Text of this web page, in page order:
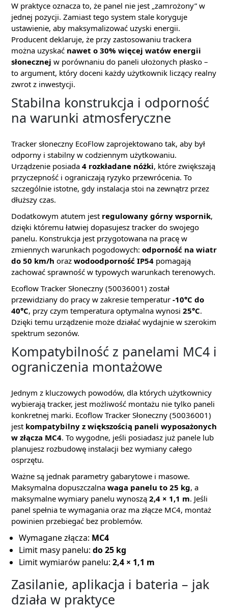
W praktyce oznacza to, że panel nie jest „zamrożony” w
jednej pozycji. Zamiast tego system stale koryguje
ustawienie, aby maksymalizować uzyski energii.
Producent deklaruje, że przy zastosowaniu trackera
można uzyskać nawet o 30% więcej watów energii
słonecznej w porównaniu do paneli ułożonych płasko –
to argument, który doceni każdy użytkownik liczący realny
zwrot z inwestycji.
Stabilna konstrukcja i odporność
na warunki atmosferyczne
Tracker słoneczny EcoFlow zaprojektowano tak, aby był
odporny i stabilny w codziennym użytkowaniu.
Urządzenie posiada 4 rozkładane nóżki, które zwiększają
przyczepność i ograniczają ryzyko przewrócenia. To
szczególnie istotne, gdy instalacja stoi na zewnątrz przez
dłuższy czas.
Dodatkowym atutem jest regulowany górny wspornik,
dzięki któremu łatwiej dopasujesz tracker do swojego
panelu. Konstrukcja jest przygotowana na pracę w
zmiennych warunkach pogodowych: odporność na wiatr
do 50 km/h oraz wodoodporność IP54 pomagają
zachować sprawność w typowych warunkach terenowych.
Ecoflow Tracker Słoneczny (50036001) został
przewidziany do pracy w zakresie temperatur -10°C do
40°C, przy czym temperatura optymalna wynosi 25°C.
Dzięki temu urządzenie może działać wydajnie w szerokim
spektrum sezonów.
Kompatybilność z panelami MC4 i
ograniczenia montażowe
Jednym z kluczowych powodów, dla których użytkownicy
wybierają tracker, jest możliwość montażu nie tylko paneli
konkretnej marki. Ecoflow Tracker Słoneczny (50036001)
jest kompatybilny z większością paneli wyposażonych
w złącza MC4. To wygodne, jeśli posiadasz już panele lub
planujesz rozbudowę instalacji bez wymiany całego
osprzętu.
Ważne są jednak parametry gabarytowe i masowe.
Maksymalna dopuszczalna waga panelu to 25 kg, a
maksymalne wymiary panelu wynoszą 2,4 × 1,1 m. Jeśli
panel spełnia te wymagania oraz ma złącze MC4, montaż
powinien przebiegać bez problemów.
Wymagane złącza: MC4
Limit masy panelu: do 25 kg
Limit wymiarów panelu: 2,4 × 1,1 m
Zasilanie, aplikacja i bateria – jak
działa w praktyce